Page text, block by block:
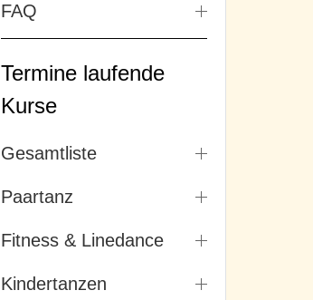
FAQ
Termine laufende
Kurse
Gesamtliste
Paartanz
Fitness & Linedance
Kindertanzen